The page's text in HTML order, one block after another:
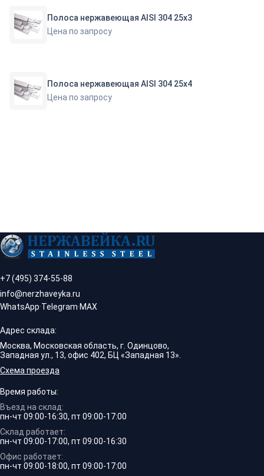
Полоса нержавеющая AISI 304 25х3
Цена по запросу
Полоса нержавеющая AISI 304 25х4
Цена по запросу
+7 (495) 374-55-88
info@nerzhaveyka.ru
WhatsApp·Telegram·MAX
Адрес склада:
Москва, Московская область, г. Одинцово,
Западная ул., 13, офис 402, БЦ «Западная 13».
Схема проезда
Время работы:
Въезд на склад:
пн-чт 09:00-16:30, пт 09:00-17:00
Склад работает:
пн-чт 09:00-17:00, пт 09:00-16:30
Офис работает:
пн-чт 09:00-18:00, пт 09:00-17:00